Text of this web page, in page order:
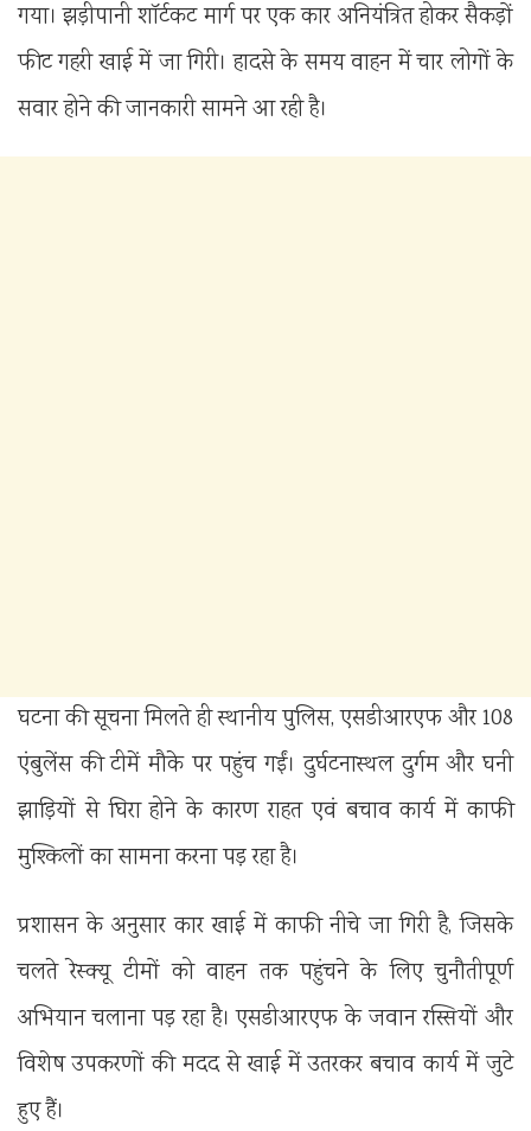
गया। झड़ीपानी शॉर्टकट मार्ग पर एक कार अनियंत्रित होकर सैकड़ों
फीट गहरी खाई में जा गिरी। हादसे के समय वाहन में चार लोगों के
सवार होने की जानकारी सामने आ रही है।
घटना की सूचना मिलते ही स्थानीय पुलिस, एसडीआरएफ और 108
एंबुलेंस की टीमें मौके पर पहुंच गईं। दुर्घटनास्थल दुर्गम और घनी
झाड़ियों से घिरा होने के कारण राहत एवं बचाव कार्य में काफी
मुश्किलों का सामना करना पड़ रहा है।
प्रशासन के अनुसार कार खाई में काफी नीचे जा गिरी है, जिसके
चलते रेस्क्यू टीमों को वाहन तक पहुंचने के लिए चुनौतीपूर्ण
अभियान चलाना पड़ रहा है। एसडीआरएफ के जवान रस्सियों और
विशेष उपकरणों की मदद से खाई में उतरकर बचाव कार्य में जुटे
हुए हैं।